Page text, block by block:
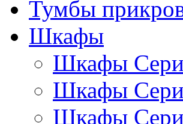
Тумбы
Шкафы
Шкафы
Шкафы
Шкафы